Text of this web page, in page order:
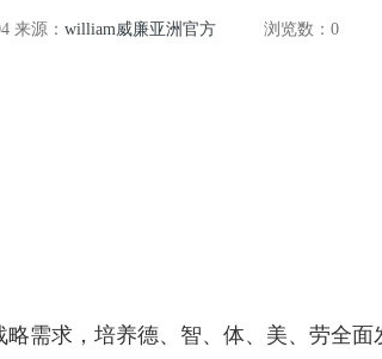
来源： william威廉亚洲官方 浏览数： 0
需求，培养德、智、体、美、劳全